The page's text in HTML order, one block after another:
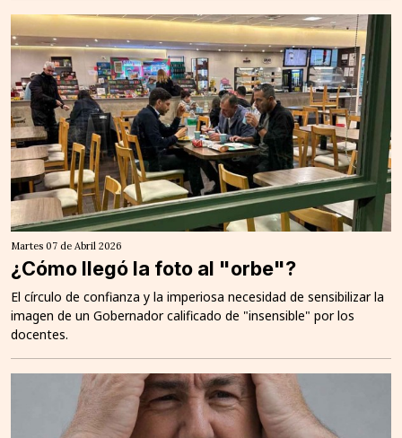
Martes 07 de Abril 2026
¿Cómo llegó la foto al "orbe"?
El círculo de confianza y la imperiosa necesidad de sensibilizar la
imagen de un Gobernador calificado de "insensible" por los
docentes.